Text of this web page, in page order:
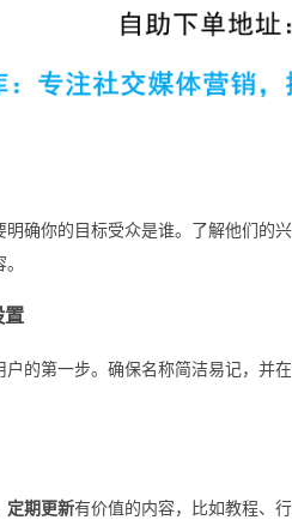
确你的目标受众是谁。了解他们的
户的第一步。确保名称简洁易记，并
定期更新有价值的内容，比如教程、